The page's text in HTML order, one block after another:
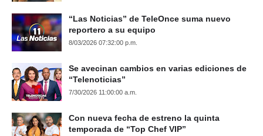
“Las Noticias” de TeleOnce suma nuevo
reportero a su equipo
8/03/2026 07:32:00 p.m.
Se avecinan cambios en varias ediciones de
“Telenoticias”
7/30/2026 11:00:00 a.m.
Con nueva fecha de estreno la quinta
temporada de “Top Chef VIP”